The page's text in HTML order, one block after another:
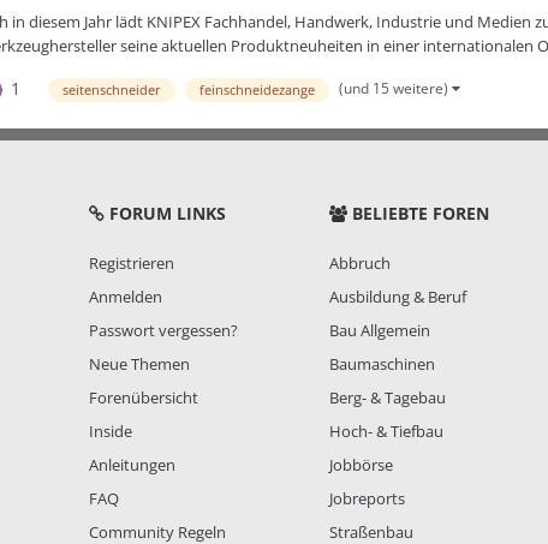
in diesem Jahr lädt KNIPEX Fachhandel, Handwerk, Industrie und Medien
seine aktuellen Produktneuheiten in einer internationalen
1 seitenschneider feinschneidezange (und 15 weitere)
FORUM LINKS
Registrieren
Anmelden
Passwort vergessen?
Neue Themen
Forenübersicht
Inside
Anleitungen
FAQ
Community Regeln
BELIEBTE FOREN
Abbruch
Ausbildung & Beruf
Bau Allgemein
Baumaschinen
Berg- & Tagebau
Hoch- & Tiefbau
Jobbörse
Jobreports
Straßenbau